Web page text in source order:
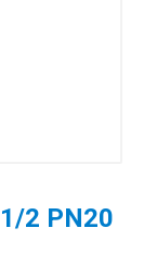
2 PN20